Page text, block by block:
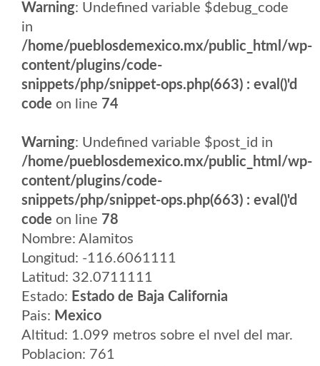
Warning: Undefined variable $debug_code
in
/home/pueblosdemexico.mx/public_html/wp-
content/plugins/code-
snippets/php/snippet-ops.php(663) : eval()'d
code on line 74
Warning: Undefined variable $post_id in
/home/pueblosdemexico.mx/public_html/wp-
content/plugins/code-
snippets/php/snippet-ops.php(663) : eval()'d
code on line 78
Nombre: Alamitos
Longitud: -116.6061111
Latitud: 32.0711111
Estado: Estado de Baja California
Pais: Mexico
Altitud: 1.099 metros sobre el nvel del mar.
Poblacion: 761